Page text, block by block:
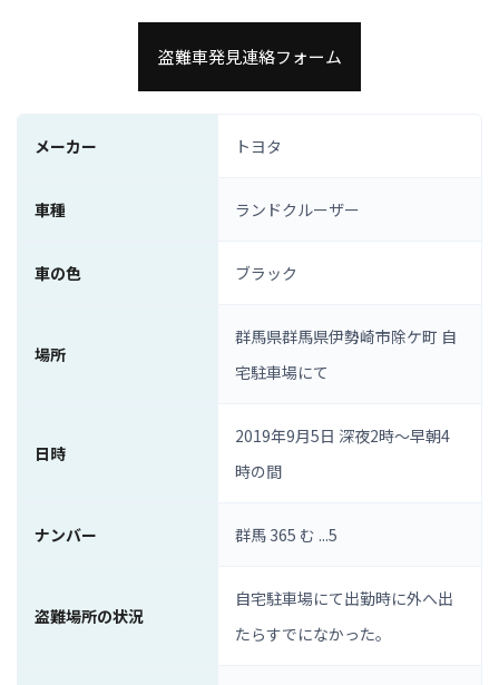
盗難車発見連絡フォーム
メーカー トヨタ
車種 ランドクルーザー
車の色 ブラック
場所
群馬県群馬県伊勢崎市除ケ町 自
宅駐車場にて
日時
2019年9月5日 深夜2時〜早朝4
時の間
ナンバー 群馬 365 む ...5
盗難場所の状況
自宅駐車場にて出勤時に外へ出
たらすでになかった。